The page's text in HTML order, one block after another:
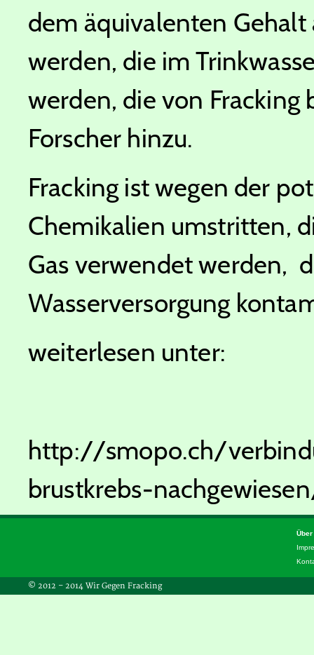
dem äquivalenten
werden, die im
werden, die von
Forscher hinzu.
Fracking ist wegen der
Chemikalien umstritten,
Gas verwendet werden,
Wasserversorgung
weiterlesen unter:
http://smopo.ch/
brustkrebs-
Über
© 2012 – 2014 Wir Gegen Fracking